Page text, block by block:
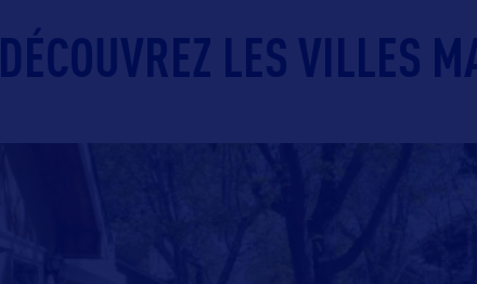
DÉCOUVREZ LES VILLES